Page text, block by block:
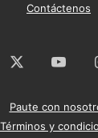
Contáctenos
Paute con
Términos y